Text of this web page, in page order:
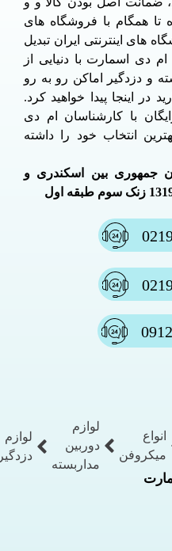
شده تا همگام با فروشگاه های
های اینترنتی ایران تبدیل
اسمارت با دنیایی از
و دزدگیر اماکن رو به رو
در اینجا پیدا خواهید کرد.
با کارشناسان ام دی
انتخاب خود را داشته
جمهوری بین اسکندری و
انواع
میکروفن
لوازم
دوربین
مداربسته
لوازم
دزدگیر